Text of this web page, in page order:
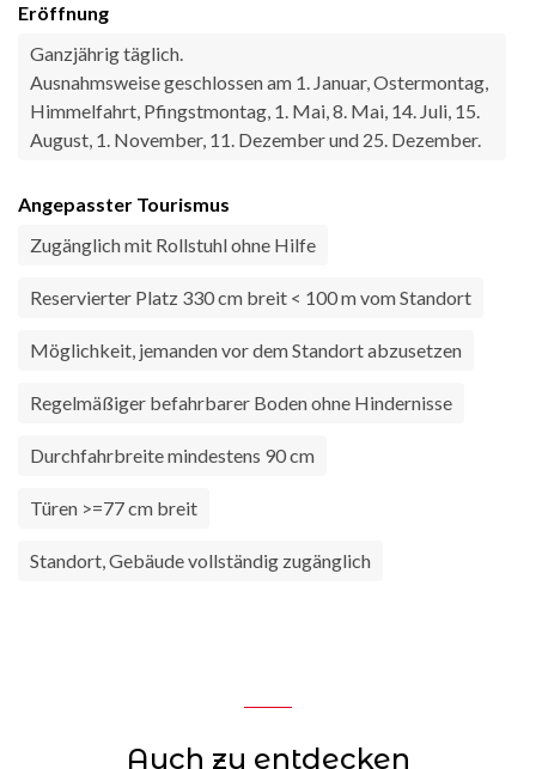
Eröffnung
Ganzjährig täglich.
Ausnahmsweise geschlossen am 1. Januar, Ostermontag,
Himmelfahrt, Pfingstmontag, 1. Mai, 8. Mai, 14. Juli, 15.
August, 1. November, 11. Dezember und 25. Dezember.
Angepasster Tourismus
Zugänglich mit Rollstuhl ohne Hilfe
Reservierter Platz 330 cm breit < 100 m vom Standort
Möglichkeit, jemanden vor dem Standort abzusetzen
Regelmäßiger befahrbarer Boden ohne Hindernisse
Durchfahrbreite mindestens 90 cm
Türen >=77 cm breit
Standort, Gebäude vollständig zugänglich
Auch zu entdecken